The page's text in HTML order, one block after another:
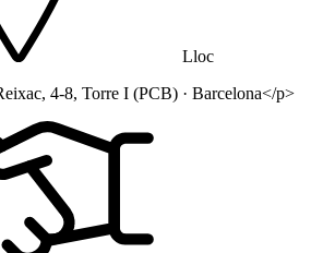
Lloc
4-8, Torre I (PCB) · Barcelona</p>